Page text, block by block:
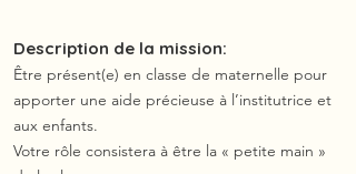
Description de la mission:
Être présent(e) en classe de maternelle pour
apporter une aide précieuse à l’institutrice et
aux enfants.
Votre rôle consistera à être la « petite main »